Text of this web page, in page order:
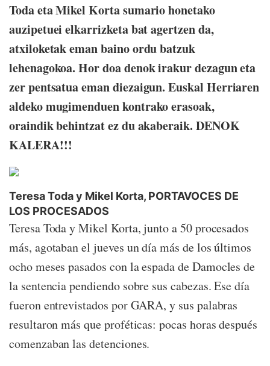
Toda eta Mikel Korta sumario honetako
auzipetuei elkarrizketa bat agertzen da,
atxiloketak eman baino ordu batzuk
lehenagokoa. Hor doa denok irakur dezagun eta
zer pentsatua eman diezaigun. Euskal Herriaren
aldeko mugimenduen kontrako erasoak,
oraindik behintzat ez du akaberaik. DENOK
KALERA!!!
Teresa Toda y Mikel Korta, PORTAVOCES DE
LOS PROCESADOS
Teresa Toda y Mikel Korta, junto a 50 procesados
más, agotaban el jueves un día más de los últimos
ocho meses pasados con la espada de Damocles de
la sentencia pendiendo sobre sus cabezas. Ese día
fueron entrevistados por GARA, y sus palabras
resultaron más que proféticas: pocas horas después
comenzaban las detenciones.